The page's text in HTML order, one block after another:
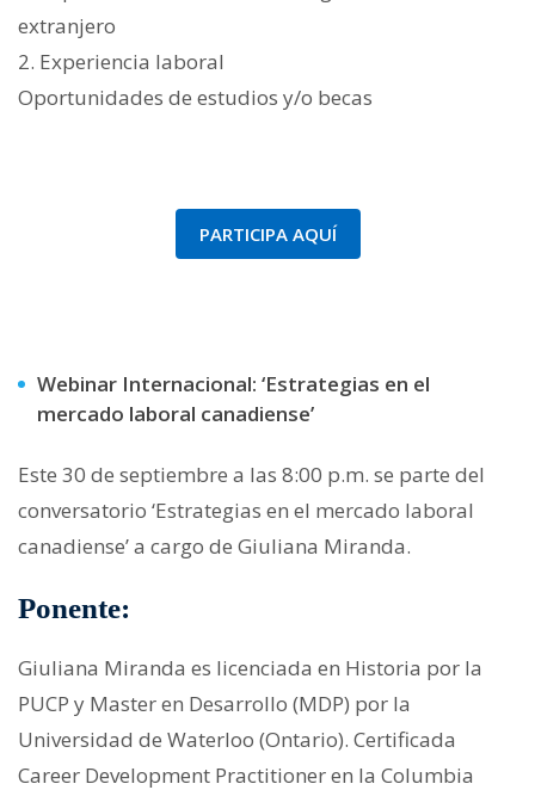
extranjero
2. Experiencia laboral
Oportunidades de estudios y/o becas
PARTICIPA AQUÍ
Webinar Internacional: ‘Estrategias en el
mercado laboral canadiense’
Este 30 de septiembre a las 8:00 p.m. se parte del
conversatorio ‘Estrategias en el mercado laboral
canadiense’ a cargo de Giuliana Miranda.
Ponente:
Giuliana Miranda es licenciada en Historia por la
PUCP y Master en Desarrollo (MDP) por la
Universidad de Waterloo (Ontario). Certificada
Career Development Practitioner en la Columbia